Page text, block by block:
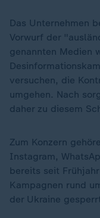
Das Unternehmen
Vorwurf der
genannten Medien
versuchen, die
umgehen. Nach
daher zu diesem
Zum Konzern
Instagram,
bereits seit
Kampagnen rund
der Ukraine